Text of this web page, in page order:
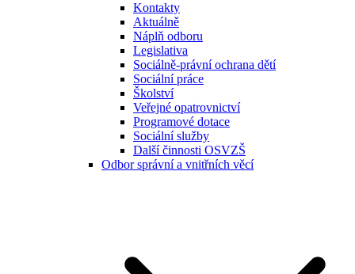
Kontakty
Aktuálně
Náplň odboru
Legislativa
Sociálně-právní ochrana dětí
Sociální práce
Školství
Veřejné opatrovnictví
Programové dotace
Sociální služby
Další činnosti OSVZŠ
Odbor správní a vnitřních věcí